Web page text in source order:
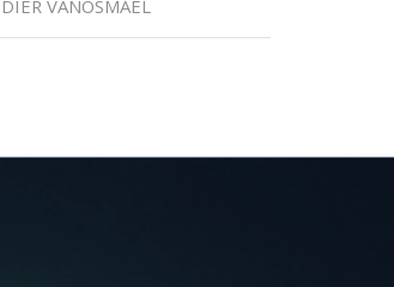
VANOSMAEL